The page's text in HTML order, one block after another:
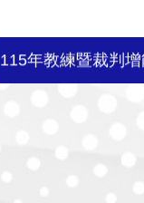
115年教練暨裁判